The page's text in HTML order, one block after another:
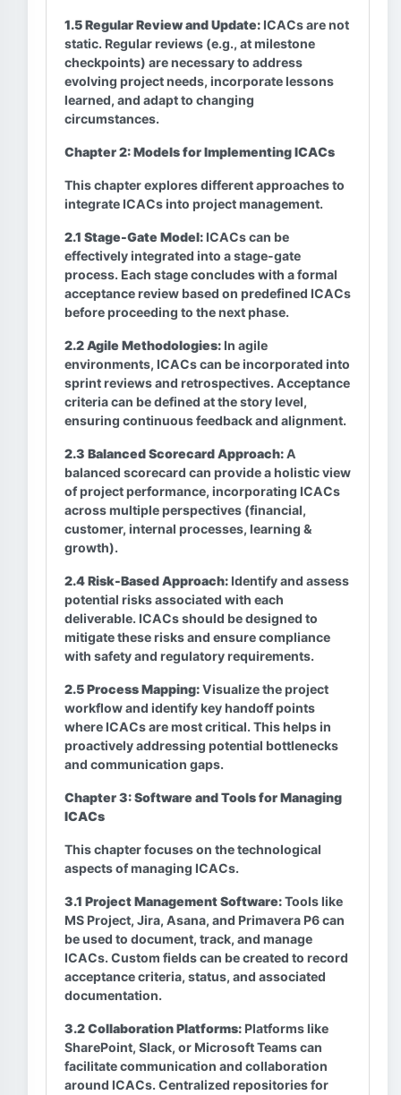
1.5 Regular Review and Update: ICACs are not
static. Regular reviews (e.g., at milestone
checkpoints) are necessary to address
evolving project needs, incorporate lessons
learned, and adapt to changing
circumstances.
Chapter 2: Models for Implementing ICACs
This chapter explores different approaches to
integrate ICACs into project management.
2.1 Stage-Gate Model: ICACs can be
effectively integrated into a stage-gate
process. Each stage concludes with a formal
acceptance review based on predefined ICACs
before proceeding to the next phase.
2.2 Agile Methodologies: In agile
environments, ICACs can be incorporated into
sprint reviews and retrospectives. Acceptance
criteria can be defined at the story level,
ensuring continuous feedback and alignment.
2.3 Balanced Scorecard Approach:A
balanced scorecard can provide a holistic view
of project performance, incorporating ICACs
across multiple perspectives (financial,
customer, internal processes, learning &
growth).
2.4 Risk-Based Approach: Identify and assess
potential risks associated with each
deliverable. ICACs should be designed to
mitigate these risks and ensure compliance
with safety and regulatory requirements.
2.5 Process Mapping:Visualize the project
workflow and identify key handoff points
where ICACs are most critical. This helps in
proactively addressing potential bottlenecks
and communication gaps.
Chapter 3: Software and Tools for Managing
ICACs
This chapter focuses on the technological
aspects of managing ICACs.
3.1 Project Management Software:Tools like
MS Project, Jira, Asana, and Primavera P6 can
be used to document, track, and manage
ICACs. Custom fields can be created to record
acceptance criteria, status, and associated
documentation.
3.2 Collaboration Platforms: Platforms like
SharePoint, Slack, or Microsoft Teams can
facilitate communication and collaboration
around ICACs. Centralized repositories for